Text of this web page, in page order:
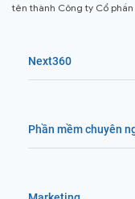
tên thành Công ty Cổ
Next360
Phần mềm chuyên